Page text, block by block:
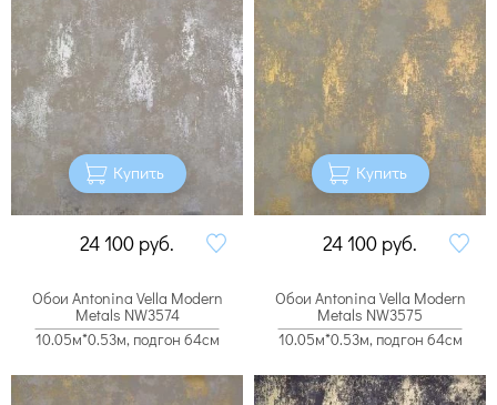
Купить
24 100 руб.
Купить
24 100 руб.
Обои Antonina Vella Modern
Metals NW3574
10.05м*0.53м, подгон 64см
Обои Antonina Vella Modern
Metals NW3575
10.05м*0.53м, подгон 64см